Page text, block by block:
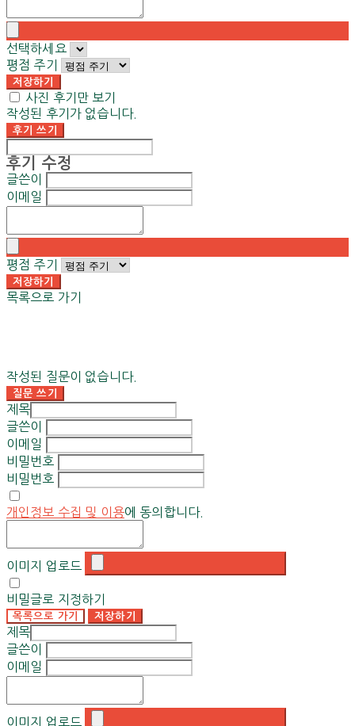
선택하세요
평점 주기
저장하기
사진 후기만 보기
작성된 후기가 없습니다.
후기 쓰기
후기 수정
글쓴이
이메일
평점 주기
저장하기
목록으로 가기
작성된 질문이 없습니다.
질문 쓰기
제목
글쓴이
이메일
비밀번호
비밀번호
개인정보 수집 및 이용에 동의합니다.
이미지 업로드
비밀글로 지정하기
목록으로 가기 저장하기
제목
글쓴이
이메일
이미지 업로드